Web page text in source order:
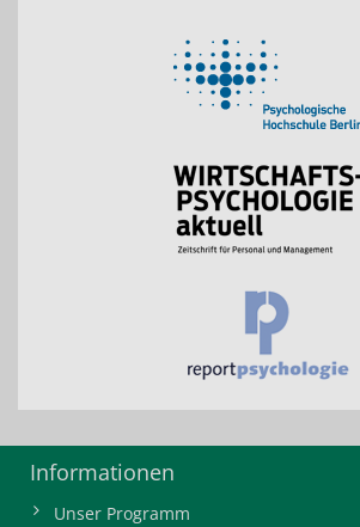
Informationen
Unser Programm